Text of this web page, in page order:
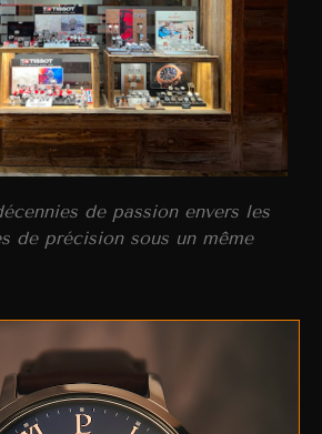
de passion envers les
de précision sous un même